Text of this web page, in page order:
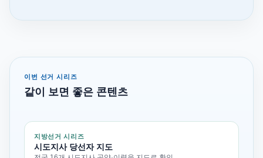
이번 선거 시리즈
같이 보면 좋은 콘텐츠
지방선거 시리즈
시도지사 당선자 지도